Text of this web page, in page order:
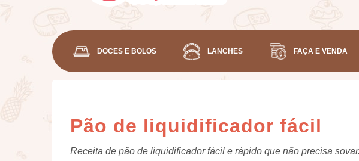
DOCES E BOLOS LANCHES FAÇA E VENDA
Pão de liquidificador fácil
Receita de pão de liquidificador fácil e rápido que não precisa sovar.